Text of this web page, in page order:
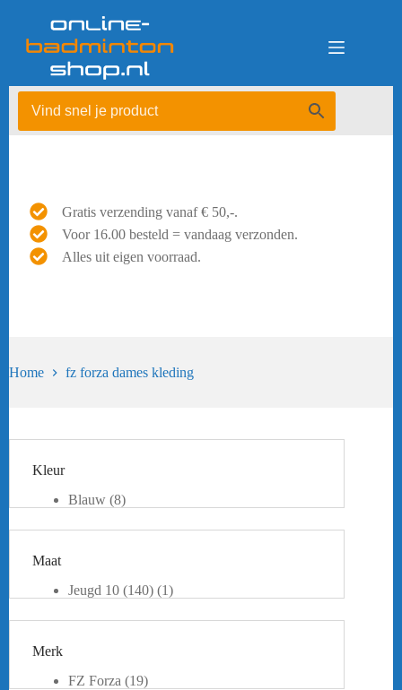
Gratis verzending vanaf € 50,-.
Voor 16.00 besteld = vandaag verzonden.
Alles uit eigen voorraad.
Home fz forza dames kleding
Kleur
Blauw (8)
Groen (2)
Pink (1)
Maat
Jeugd 10 (140) (1)
XXS (2)
Merk
FZ Forza (19)